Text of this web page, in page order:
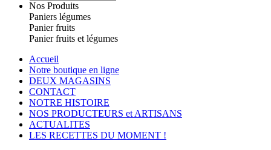
Nos Produits
Paniers légumes
Panier fruits
Panier fruits et légumes
Accueil
Notre boutique en ligne
DEUX MAGASINS
CONTACT
NOTRE HISTOIRE
NOS PRODUCTEURS et ARTISANS
ACTUALITES
LES RECETTES DU MOMENT !